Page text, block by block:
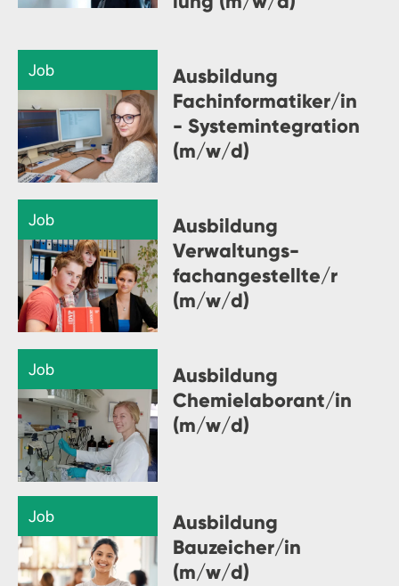
Job
Ausbildung
Fachinformatiker/in
- Systemintegration
(m/w/d)
Job
Ausbildung
Verwaltungs-
fachangestellte/r
(m/w/d)
Job
Ausbildung
Chemielaborant/in
(m/w/d)
Job
Ausbildung
Bauzeicher/in
(m/w/d)